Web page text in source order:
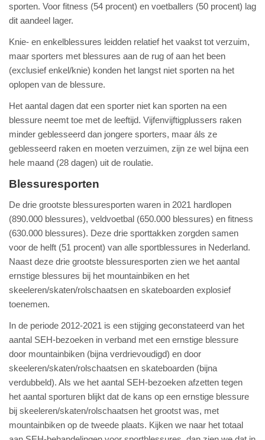
sporten. Voor fitness (54 procent) en voetballers (50 procent) lag
dit aandeel lager.
Knie- en enkelblessures leidden relatief het vaakst tot verzuim,
maar sporters met blessures aan de rug of aan het been
(exclusief enkel/knie) konden het langst niet sporten na het
oplopen van de blessure.
Het aantal dagen dat een sporter niet kan sporten na een
blessure neemt toe met de leeftijd. Vijfenvijftigplussers raken
minder geblesseerd dan jongere sporters, maar áls ze
geblesseerd raken en moeten verzuimen, zijn ze wel bijna een
hele maand (28 dagen) uit de roulatie.
Blessuresporten
De drie grootste blessuresporten waren in 2021 hardlopen
(890.000 blessures), veldvoetbal (650.000 blessures) en fitness
(630.000 blessures). Deze drie sporttakken zorgden samen
voor de helft (51 procent) van alle sportblessures in Nederland.
Naast deze drie grootste blessuresporten zien we het aantal
ernstige blessures bij het mountainbiken en het
skeeleren/skaten/rolschaatsen en skateboarden explosief
toenemen.
In de periode 2012-2021 is een stijging geconstateerd van het
aantal SEH-bezoeken in verband met een ernstige blessure
door mountainbiken (bijna verdrievoudigd) en door
skeeleren/skaten/rolschaatsen en skateboarden (bijna
verdubbeld). Als we het aantal SEH-bezoeken afzetten tegen
het aantal sporturen blijkt dat de kans op een ernstige blessure
bij skeeleren/skaten/rolschaatsen het grootst was, met
mountainbiken op de tweede plaats. Kijken we naar het totaal